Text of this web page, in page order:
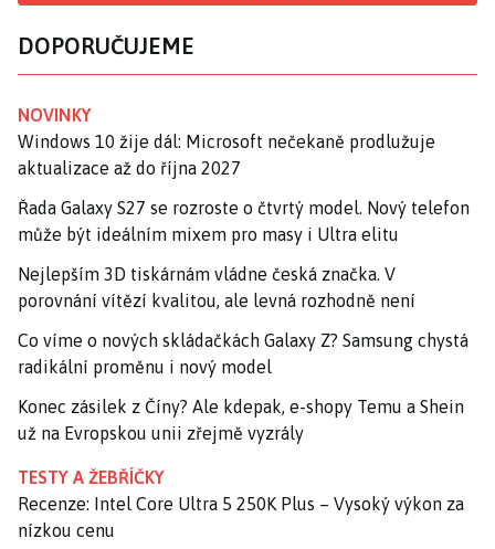
DOPORUČUJEME
NOVINKY
Windows 10 žije dál: Microsoft nečekaně prodlužuje
aktualizace až do října 2027
Řada Galaxy S27 se rozroste o čtvrtý model. Nový telefon
může být ideálním mixem pro masy i Ultra elitu
Nejlepším 3D tiskárnám vládne česká značka. V
porovnání vítězí kvalitou, ale levná rozhodně není
Co víme o nových skládačkách Galaxy Z? Samsung chystá
radikální proměnu i nový model
Konec zásilek z Číny? Ale kdepak, e-shopy Temu a Shein
už na Evropskou unii zřejmě vyzrály
TESTY A ŽEBŘÍČKY
Recenze: Intel Core Ultra 5 250K Plus – Vysoký výkon za
nízkou cenu